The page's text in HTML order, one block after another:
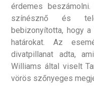
érdemes
színésznő és
bebizonyította, hogy
határokat. Az
divatpillanat adta,
Williams által viselt
vörös szőnyeges